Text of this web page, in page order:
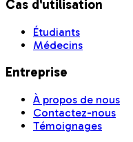
Cas d'utilisation
Étudiants
Médecins
Entreprise
À propos de nous
Contactez-nous
Témoignages